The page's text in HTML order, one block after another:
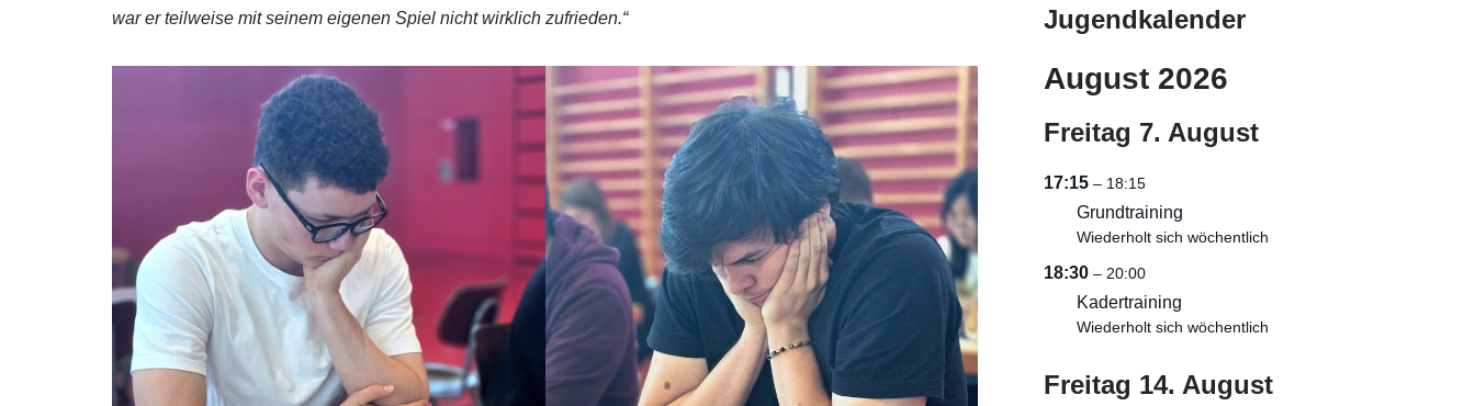
war er teilweise mit seinem eigenen Spiel nicht wirklich zufrieden.“
Jugendkalender
August 2026
Freitag 7. August
17:15 – 18:15
Grundtraining
Wiederholt sich wöchentlich
18:30 – 20:00
Kadertraining
Wiederholt sich wöchentlich
Freitag 14. August